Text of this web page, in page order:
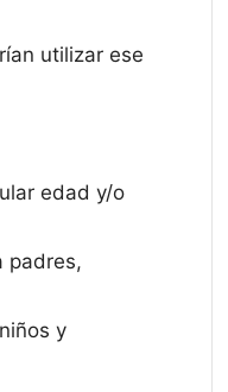
utilizar ese
edad y/o
padres,
y